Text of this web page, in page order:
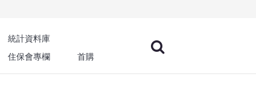
統計資料庫
住保會專欄 首購